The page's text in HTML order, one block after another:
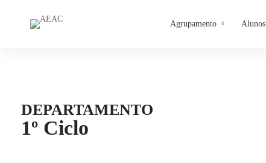
Agrupamento Alunos
DEPARTAMENTO
1º Ciclo